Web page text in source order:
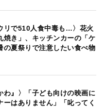
リで510人食中毒も…〉花火
焼き」、キッチンカーの「ケ
夏祭りで注意したい食べ物
わ』〉「子ども向けの映画に
ーはありません」「叱ってく